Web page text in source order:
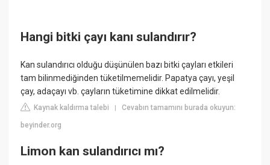
Hangi bitki çayı kanı sulandırır?
Kan sulandırıcı olduğu düşünülen bazı bitki çayları etkileri
tam bilinmediğinden tüketilmemelidir. Papatya çayı, yeşil
çay, adaçayı vb. çayların tüketimine dikkat edilmelidir.
Kaynak kaldırma talebi |Cevabın tamamını burada okuyun:
beyinder.org
Limon kan sulandırıcı mı?